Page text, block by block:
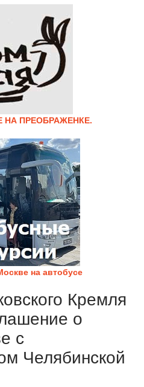
ПРЕОБРАЖЕНКЕ.
на автобусе
Кремля
о
с
Челябинской